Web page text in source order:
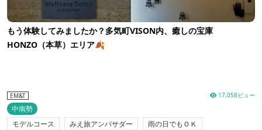
もう体験してみましたか？多気町VISON内、癒しの宝庫
HONZO（本草）エリア🍂
EM&T 17,058ビュー
中南勢
モデルコース
みえ旅アンバサダー
雨の日でもＯＫ